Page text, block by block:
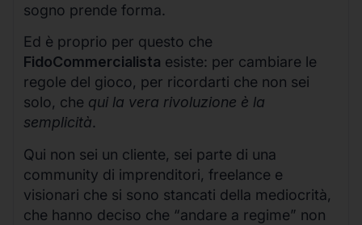
sogno prende forma.
Ed è proprio per questo che
FidoCommercialista esiste: per cambiare le
regole del gioco, per ricordarti che non sei
solo, che qui la vera rivoluzione è la
semplicità.
Qui non sei un cliente, sei parte di una
community di imprenditori, freelance e
visionari che si sono stancati della mediocrità,
che hanno deciso che “andare a regime” non